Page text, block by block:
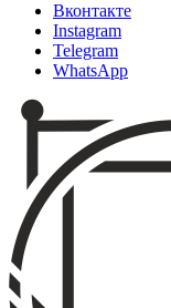
Вконтакте
Instagram
Telegram
WhatsApp